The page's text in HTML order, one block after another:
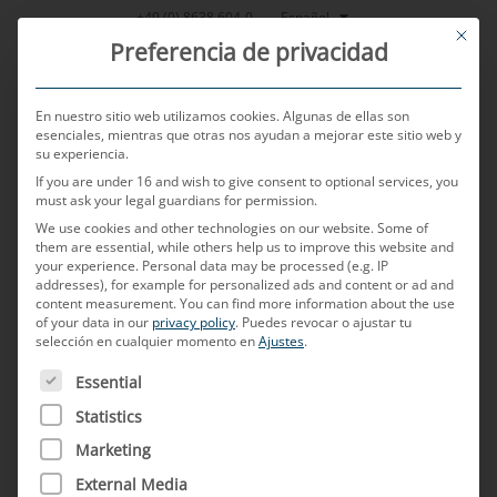
Saltar
+49 (0) 8638 604-0 Español
POSTED ON29 DE AGOSTO DE 2024 BYCHRISTOPH ZAUNER
¿Cómo se pueden transmitir
datos y potencia de la forma
más eficiente posible en la
red de a bordo del vehículo?
This
Preferencia de privacidad
En nuestro sitio web utilizamos cookies. Algunas de ellas son
esenciales, mientras que otras nos ayudan a mejorar este sitio web y
su experiencia.
If you are under 16 and wish to give consent to optional services, you
must ask your legal guardians for permission.
We use cookies and other technologies on our website. Some of
them are essential, while others help us to improve this website and
your experience. Personal data may be processed (e.g. IP
addresses), for example for personalized ads and content or ad and
content measurement.You can find more information about the use
of your data in our privacy policy. Puedes revocar o ajustar tu
selección en cualquier momento enAjustes.
A CONTINUACIÓN FIGURA UNA LISTA DE LOS GRUPOS
Essential
Statistics
Marketing
External Media